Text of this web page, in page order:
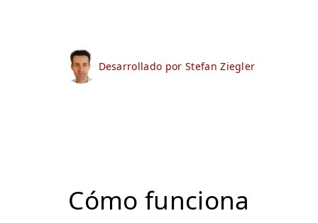
Desarrollado por Stefan Ziegler
Cómo funciona